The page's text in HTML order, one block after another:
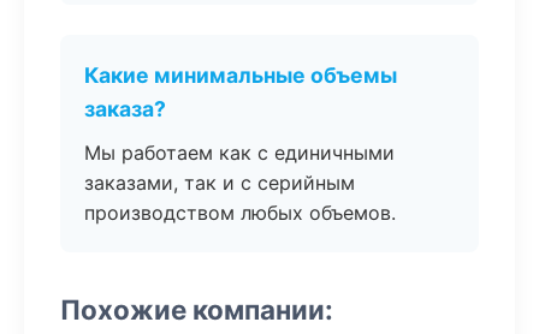
Какие минимальные объемы
заказа?
Мы работаем как с единичными
заказами, так и с серийным
производством любых объемов.
Похожие компании: